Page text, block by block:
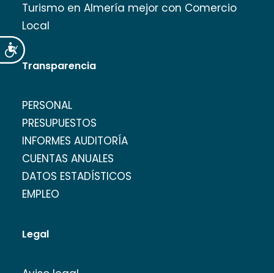
Accesibilidad
Turismo en Almería mejor con Comercio
Local
Transparencia
PERSONAL
PRESUPUESTOS
INFORMES AUDITORÍA
CUENTAS ANUALES
DATOS ESTADÍSTICOS
EMPLEO
Legal